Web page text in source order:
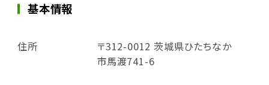
基本情報
住所
〒312-0012 茨城県ひたちなか
市馬渡741-6